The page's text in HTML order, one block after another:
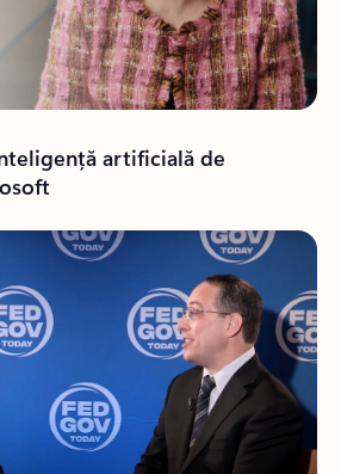
artificială de